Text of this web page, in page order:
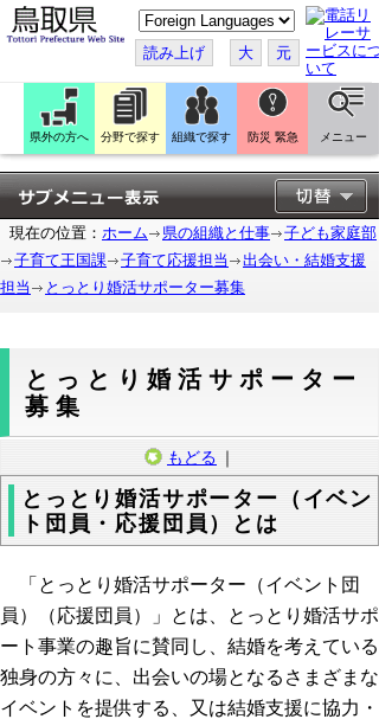
こ
の
ペ
ー
ジ
翻
訳
す
る
読み上げ 大 元
県外の方へ 分野で探す 組織で探す 防災 緊急 メニュー
現在の位置： ホーム 県の組織と仕事
子ども家庭部
子育て王国課
子育て応援担当
出会い・結婚支援
担当
とっとり婚活サポーター募集
とっとり婚活サポーター
募集
もどる ｜
とっとり婚活サポーター（イベン
ト団員・応援団員）とは
「とっとり婚活サポーター（イベント団
員）（応援団員）」とは、とっとり婚活サポ
ート事業の趣旨に賛同し、結婚を考えている
独身の方々に、出会いの場となるさまざまな
イベントを提供する、又は結婚支援に協力・